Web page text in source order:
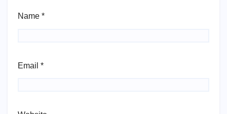
Name *
Email *